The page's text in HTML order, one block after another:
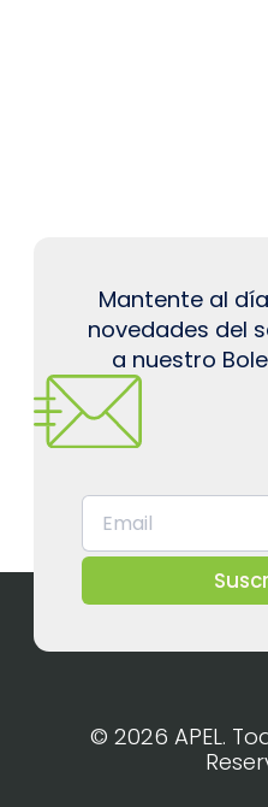
Mantente al
novedades del
a nuestro
© 2026 APEL.